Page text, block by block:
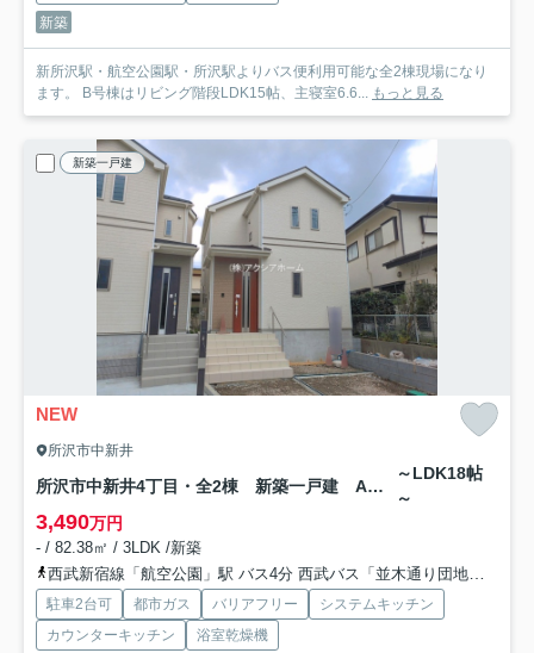
新築
新所沢駅・航空公園駅・所沢駅よりバス便利用可能な全2棟現場になり
ます。 B号棟はリビング階段LDK15帖、主寝室6.6... もっと見る
新築一戸建
NEW
所沢市中新井
所沢市中新井4丁目・全2棟 新築一戸建 A号棟
～LDK18帖
～
3,490万円
- / 82.38㎡ / 3LDK /新築
西武新宿線「航空公園」駅 バス4分 西武バス「並木通り団地入口」 停歩9分
駐車2台可 都市ガス バリアフリー
システムキッチン
カウンターキッチン
浴室乾燥機